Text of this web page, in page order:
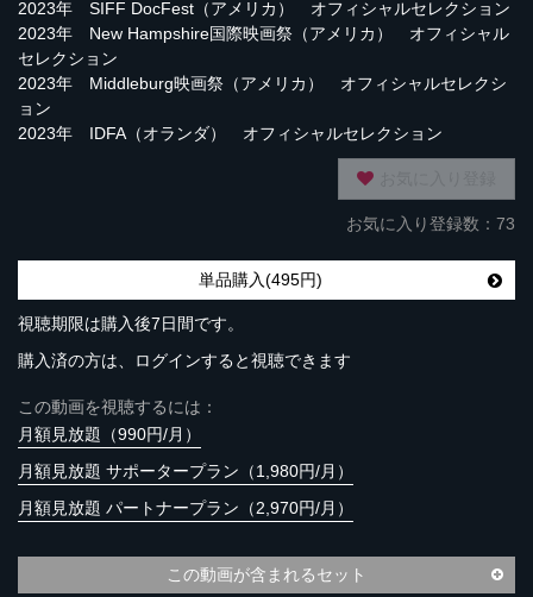
2023年 SIFF DocFest（アメリカ） オフィシャルセレクション
2023年 New Hampshire国際映画祭（アメリカ） オフィシャル
セレクション
2023年 Middleburg映画祭（アメリカ） オフィシャルセレクシ
ョン
2023年 IDFA（オランダ） オフィシャルセレクション
お気に入り登録数：73
単品購入(495円)
視聴期限は購入後7日間です。
購入済の方は、ログインすると視聴できます
この動画を視聴するには：
月額見放題（990円/月）
月額見放題 サポータープラン（1,980円/月）
月額見放題 パートナープラン（2,970円/月）
この動画が含まれるセット